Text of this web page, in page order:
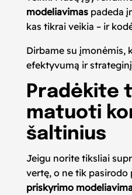
modeliavimaspadeda
kas tikrai veikia – ir
Dirbame su įmonėmis,
efektyvumą ir
Pradėkite
matuoti
šaltinius
Jeigu norite tiksliai
vertę, o ne tik pasirodo
priskyrimo